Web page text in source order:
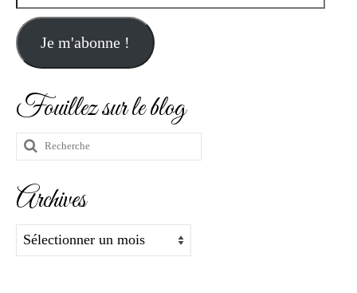
mail
ici
Je m'abonne !
Fouillez sur le blog
Rechercher
Archives
Archives